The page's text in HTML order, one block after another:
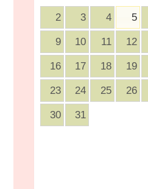
2 3 4 5
9 10 11 12
16 17 18 19
23 24 25 26
30 31